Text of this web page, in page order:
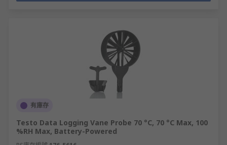
有庫存
Testo Data Logging Vane Probe 70 °C, 70 °C Max, 100
%RH Max, Battery-Powered